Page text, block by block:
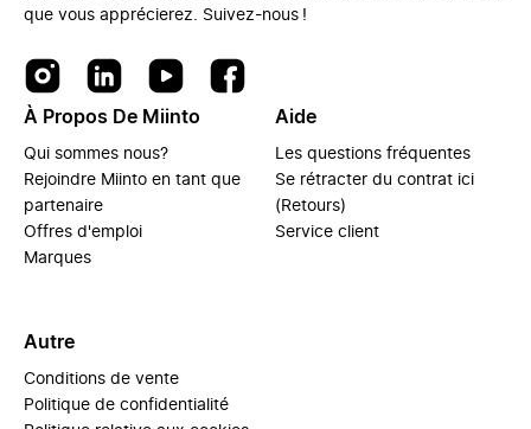
que vous apprécierez. Suivez-nous !
À Propos De Miinto
Qui sommes nous?
Rejoindre Miinto en tant que
partenaire
Offres d'emploi
Marques
Aide
Les questions fréquentes
Se rétracter du contrat ici
(Retours)
Service client
Autre
Conditions de vente
Politique de confidentialité